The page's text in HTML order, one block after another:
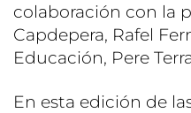
colaboración con la
Capdepera, Rafel
Educación, Pere
En esta edición de